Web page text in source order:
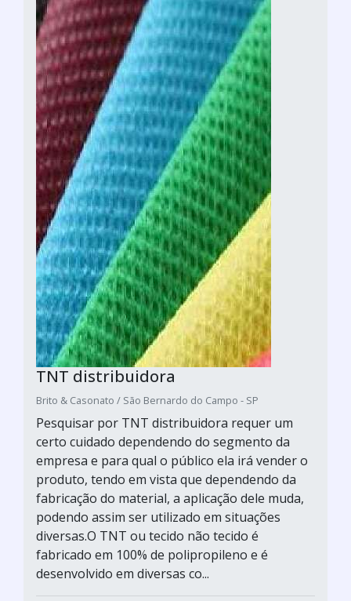
TNT distribuidora
Brito & Casonato / São Bernardo do Campo - SP
Pesquisar por TNT distribuidora requer um
certo cuidado dependendo do segmento da
empresa e para qual o público ela irá vender o
produto, tendo em vista que dependendo da
fabricação do material, a aplicação dele muda,
podendo assim ser utilizado em situações
diversas.O TNT ou tecido não tecido é
fabricado em 100% de polipropileno e é
desenvolvido em diversas co...